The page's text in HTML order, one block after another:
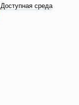
Доступная среда